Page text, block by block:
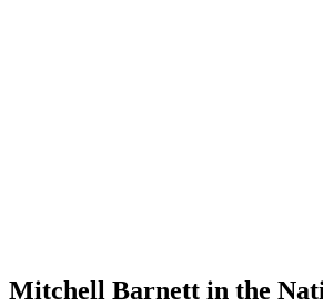
Mitchell Barnett in the